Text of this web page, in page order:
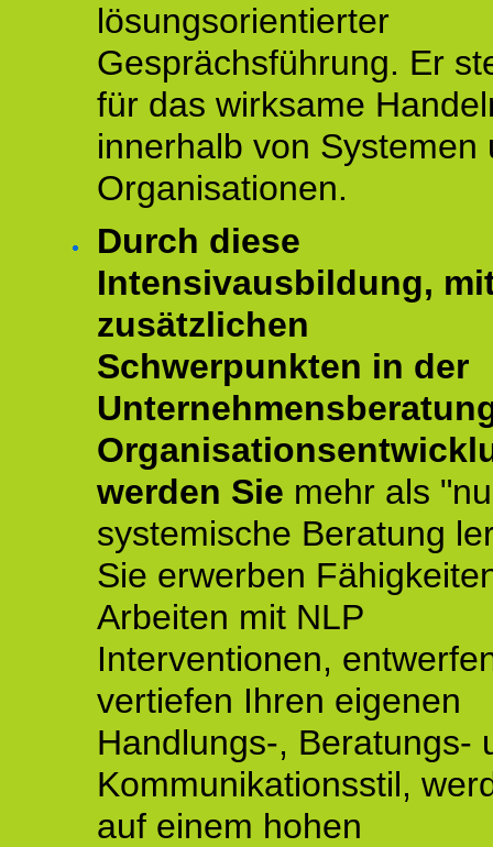
lösungsorientierter
Gesprächsführung. Er
für das wirksame
innerhalb von Systemen
Organisationen.
Durch diese
Intensivausbildung,
zusätzlichen
Schwerpunkten in der
werden Sie mehr als
systemische Beratung
Sie erwerben
Arbeiten mit NLP
Interventionen,
vertiefen Ihren eigenen
Handlungs-, Beratungs-
Kommunikationsstil,
auf einem hohen